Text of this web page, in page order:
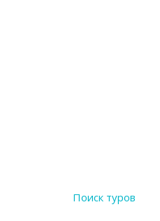
Поиск туров